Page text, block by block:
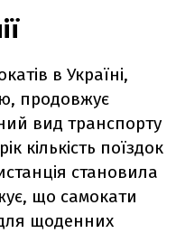
в Україні,
продовжує
вид транспорту
кількість поїздок
становила
що самокати
щоденних